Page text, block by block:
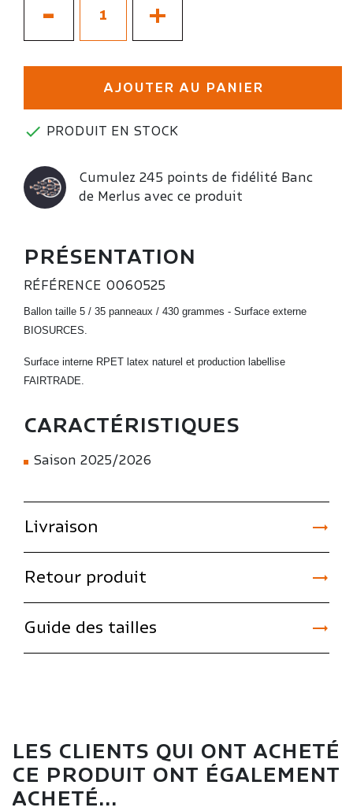
- +
AJOUTER AU PANIER
 PRODUIT EN STOCK
Cumulez 245 points de fidélité Banc
de Merlus avec ce produit
PRÉSENTATION
RÉFÉRENCE 0060525
Ballon taille 5 / 35 panneaux / 430 grammes - Surface externe
BIOSURCES.
Surface interne RPET latex naturel et production labellise
FAIRTRADE.
CARACTÉRISTIQUES
Saison 2025/2026
Livraison 
Retour produit 
Guide des tailles 
LES CLIENTS QUI ONT ACHETÉ
CE PRODUIT ONT ÉGALEMENT
ACHETÉ...